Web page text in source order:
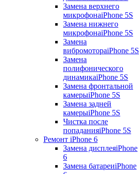
Замена верхнего
микрофонаiPhone 5S
Замена нижнего
микрофонаiPhone 5S
Замена
вибромотораiPhone 5S
Замена
полифонического
динамикаiPhone 5S
Замена фронтальной
камерыiPhone 5S
Замена задней
камерыiPhone 5S
Чистка после
попаданияiPhone 5S
Ремонт iPhone 6
Замена дисплеяiPhone
6
Замена батареиiPhone